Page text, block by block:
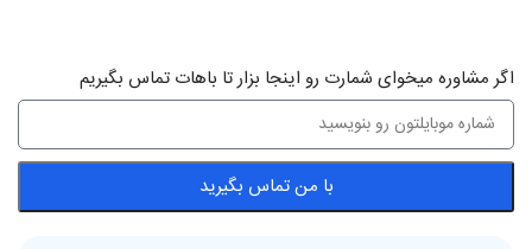
اگر‌ مشاوره میخوای شمارت رو اینجا بزار تا باهات تماس بگیریم
با من تماس بگیرید